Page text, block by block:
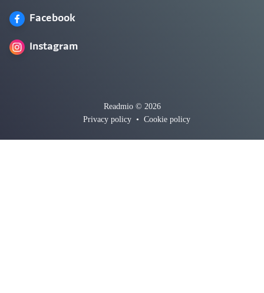
Facebook
Instagram
Readmio © 2026
Privacy policy • Cookie policy